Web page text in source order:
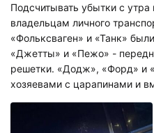
Подсчитывать убытки с
владельцам личного
«Фольксваген» и «Танк»
«Джетты» и «Пежо» -
решетки. «Додж», «Форд» и
хозяевами с царапинами и